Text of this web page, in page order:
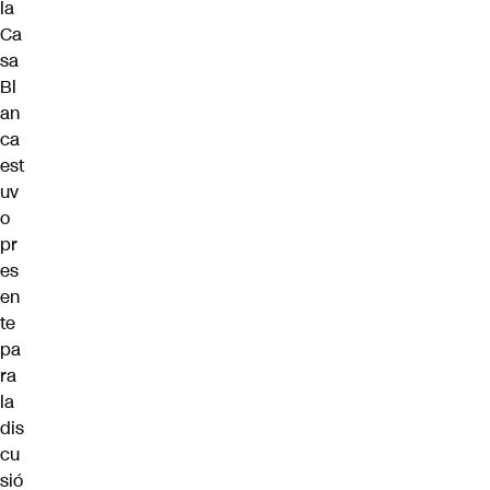
la
Ca
sa
Bl
an
ca
est
uv
o
pr
es
en
te
pa
ra
la
dis
cu
sió